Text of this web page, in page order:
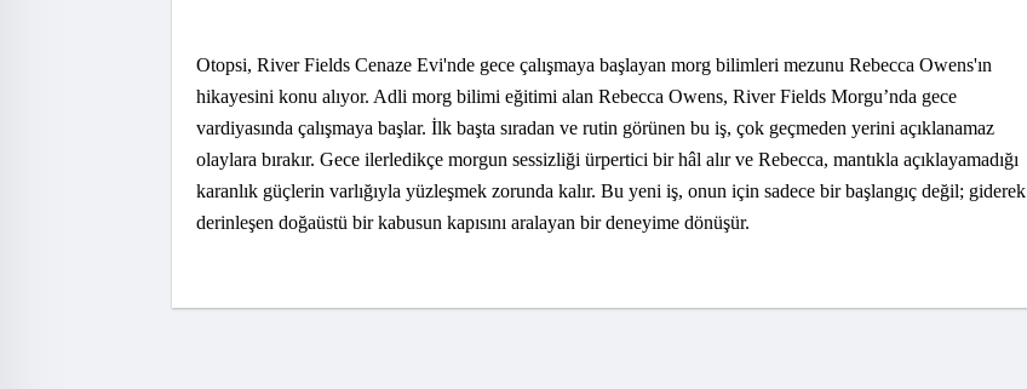
Otopsi, River Fields Cenaze Evi'nde gece çalışmaya başlayan morg bilimleri mezunu Rebecca Owens'ın
hikayesini konu alıyor. Adli morg bilimi eğitimi alan Rebecca Owens, River Fields Morgu’nda gece
vardiyasında çalışmaya başlar. İlk başta sıradan ve rutin görünen bu iş, çok geçmeden yerini açıklanamaz
olaylara bırakır. Gece ilerledikçe morgun sessizliği ürpertici bir hâl alır ve Rebecca, mantıkla açıklayamadığı
karanlık güçlerin varlığıyla yüzleşmek zorunda kalır. Bu yeni iş, onun için sadece bir başlangıç değil; giderek
derinleşen doğaüstü bir kabusun kapısını aralayan bir deneyime dönüşür.